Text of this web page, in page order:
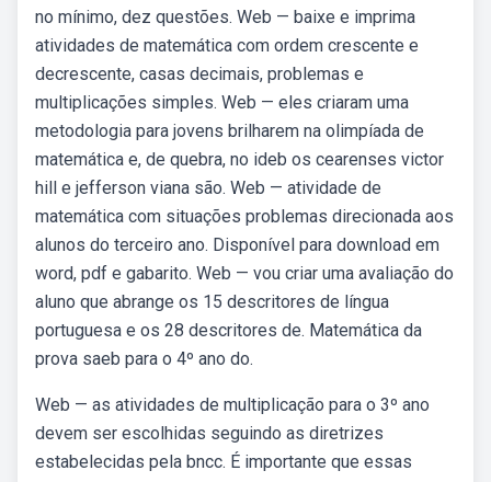
no mínimo, dez questões. Web — baixe e imprima
atividades de matemática com ordem crescente e
decrescente, casas decimais, problemas e
multiplicações simples. Web — eles criaram uma
metodologia para jovens brilharem na olimpíada de
matemática e, de quebra, no ideb os cearenses victor
hill e jefferson viana são. Web — atividade de
matemática com situações problemas direcionada aos
alunos do terceiro ano. Disponível para download em
word, pdf e gabarito. Web — vou criar uma avaliação do
aluno que abrange os 15 descritores de língua
portuguesa e os 28 descritores de. Matemática da
prova saeb para o 4º ano do.
Web — as atividades de multiplicação para o 3º ano
devem ser escolhidas seguindo as diretrizes
estabelecidas pela bncc. É importante que essas